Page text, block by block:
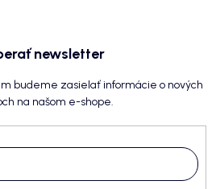
newsletter
budeme zasielať informácie o nových
na našom e-shope.